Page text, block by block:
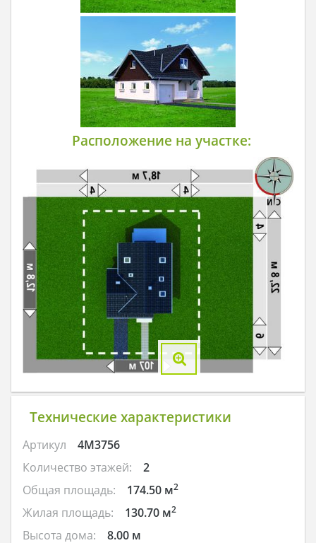
Расположение на участке:
Технические характеристики
Артикул
4M3756
Количество этажей:
2
Общая площадь:
174.50 м2
Жилая площадь: 130.70 м2
Высота дома: 8.00 м